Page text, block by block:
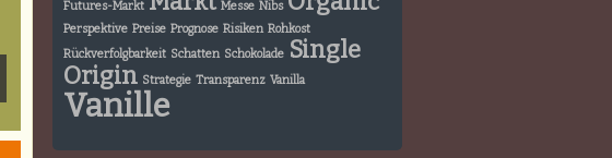
Futures-Markt
Messe Nibs
Perspektive Preise Prognose Risiken Rohkost
Rückverfolgbarkeit Schatten Schokolade Single
Origin Strategie Transparenz Vanilla
Vanille